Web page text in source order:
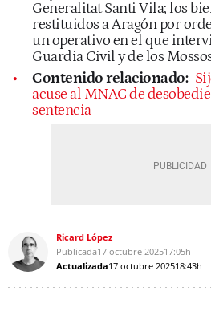
Generalitat Santi Vila; los
restituidos a Aragón por
un operativo en el que
Guardia Civil y de los
Contenido relacionado:
acuse al MNAC de
sentencia
Ricard López
Publicada17 octubre 202517:05h
Actualizada17 octubre 202518:43h